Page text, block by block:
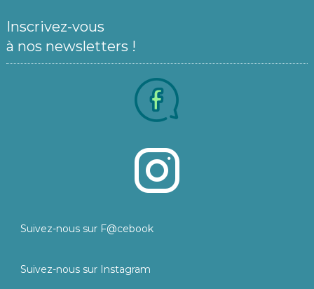
Inscrivez-vous
à nos newsletters !
Suivez-nous sur F@cebook
Suivez-nous sur Instagram